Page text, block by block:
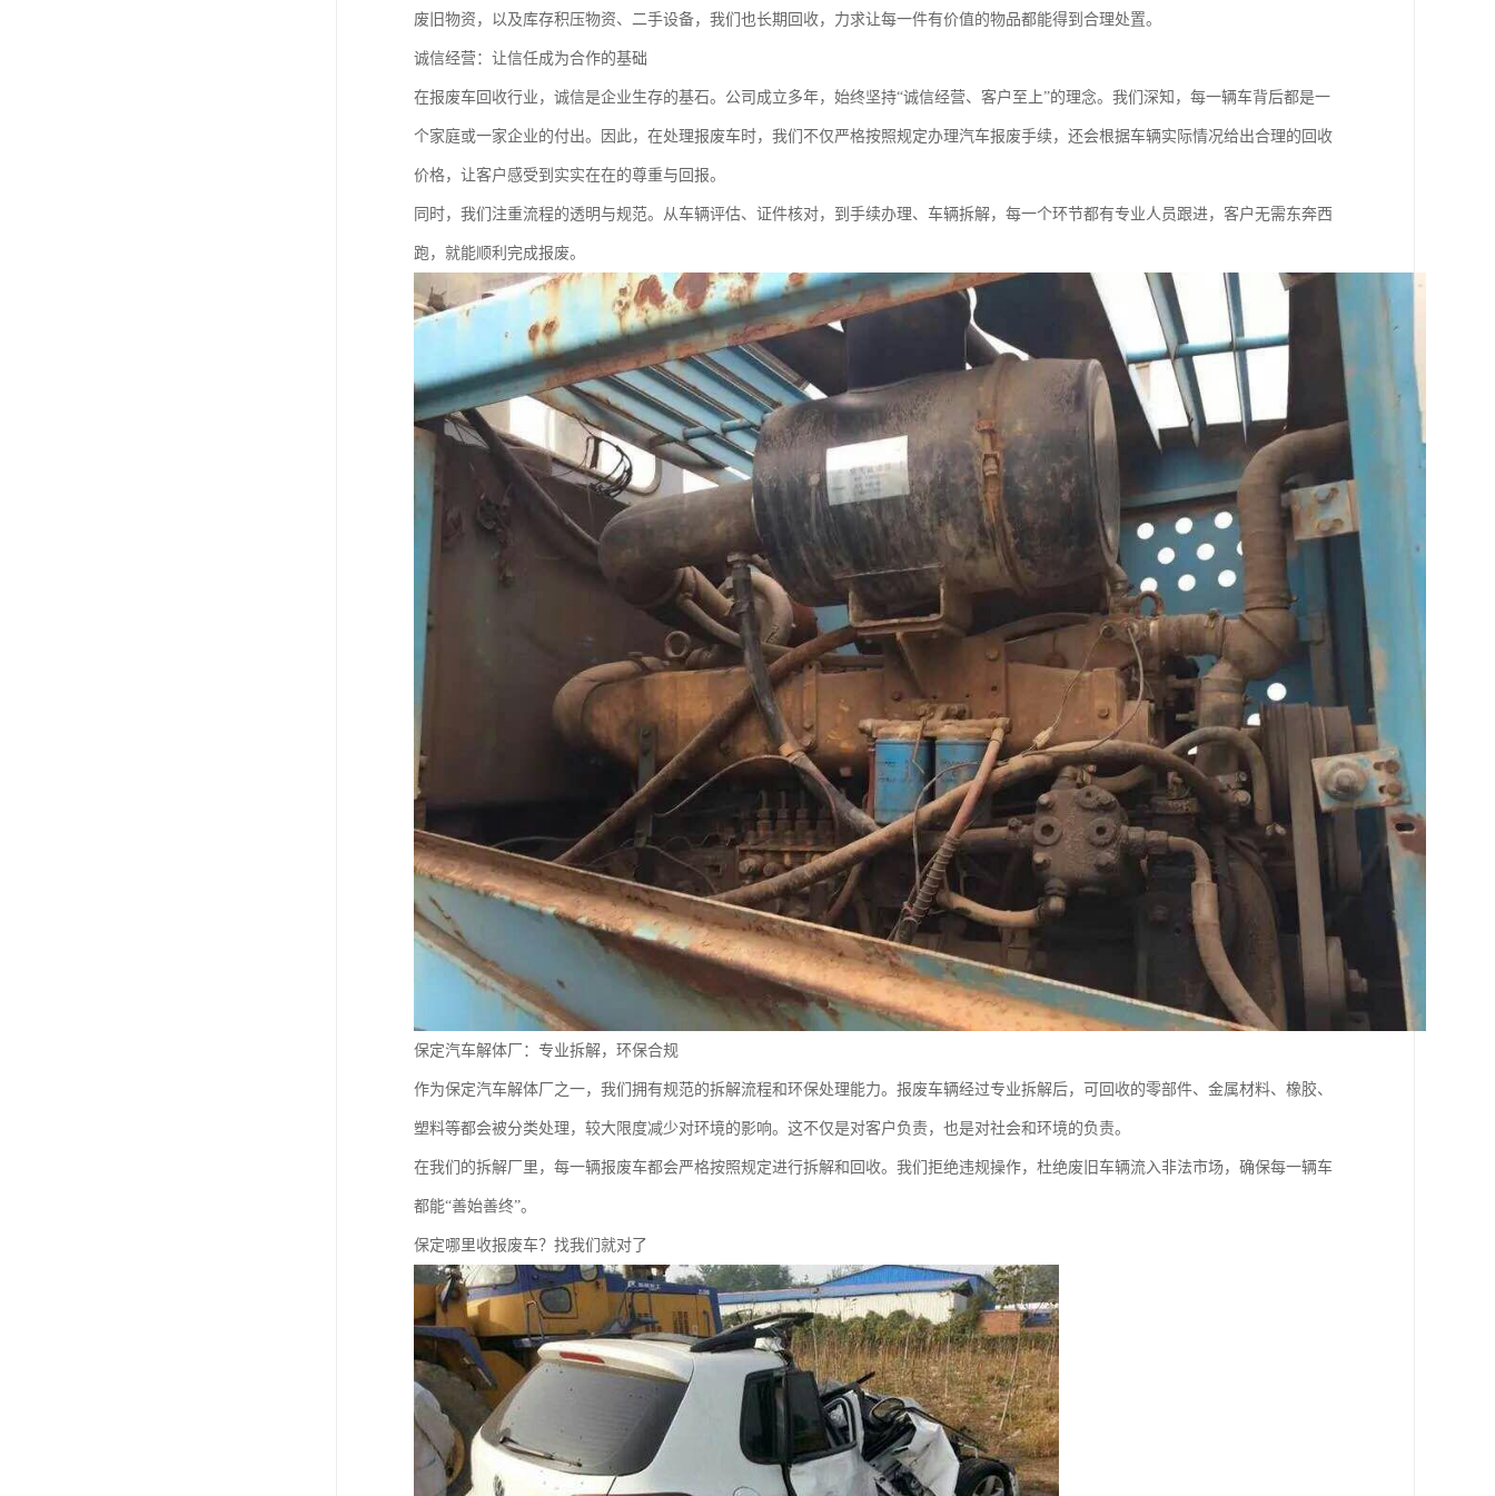
废旧物资，以及库存积压物资、二手设备，我们也长期回收，力求让每一件有价值的物品都能得到合理处置。
诚信经营：让信任成为合作的基础
在报废车回收行业，诚信是企业生存的基石。公司成立多年，始终坚持“诚信经营、客户至上”的理念。我们深知，每一辆车背后都是一
个家庭或一家企业的付出。因此，在处理报废车时，我们不仅严格按照规定办理汽车报废手续，还会根据车辆实际情况给出合理的回收
价格，让客户感受到实实在在的尊重与回报。
同时，我们注重流程的透明与规范。从车辆评估、证件核对，到手续办理、车辆拆解，每一个环节都有专业人员跟进，客户无需东奔西
跑，就能顺利完成报废。
保定汽车解体厂：专业拆解，环保合规
作为保定汽车解体厂之一，我们拥有规范的拆解流程和环保处理能力。报废车辆经过专业拆解后，可回收的零部件、金属材料、橡胶、
塑料等都会被分类处理，较大限度减少对环境的影响。这不仅是对客户负责，也是对社会和环境的负责。
在我们的拆解厂里，每一辆报废车都会严格按照规定进行拆解和回收。我们拒绝违规操作，杜绝废旧车辆流入非法市场，确保每一辆车
都能“善始善终”。
保定哪里收报废车？找我们就对了